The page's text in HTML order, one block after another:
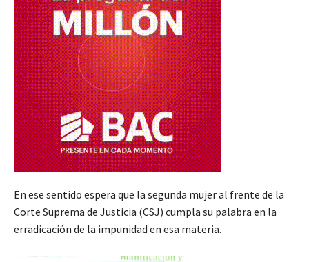
En ese sentido espera que la segunda mujer al frente de la
Corte Suprema de Justicia (CSJ) cumpla su palabra en la
erradicación de la impunidad en esa materia.